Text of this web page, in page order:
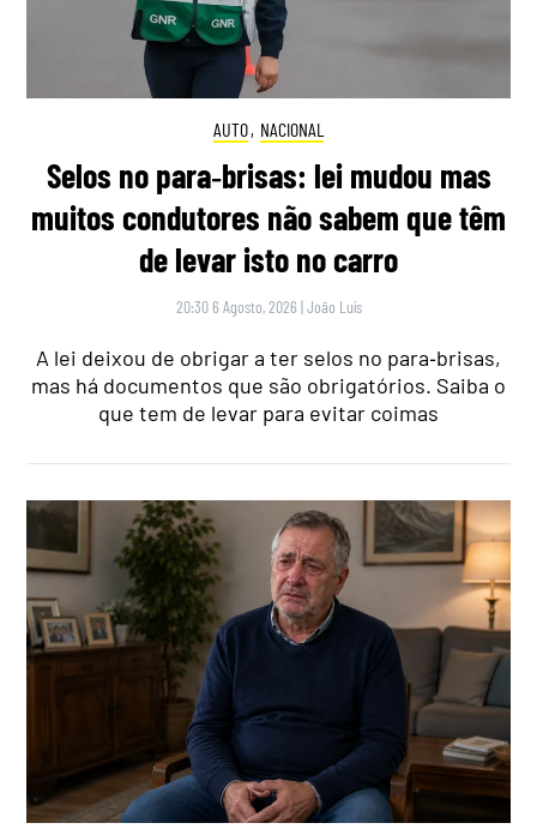
AUTO, NACIONAL
Selos no para‑brisas: lei mudou mas
muitos condutores não sabem que têm
de levar isto no carro
20:30 6 Agosto, 2026 |João Luís
A lei deixou de obrigar a ter selos no para‑brisas,
mas há documentos que são obrigatórios. Saiba o
que tem de levar para evitar coimas